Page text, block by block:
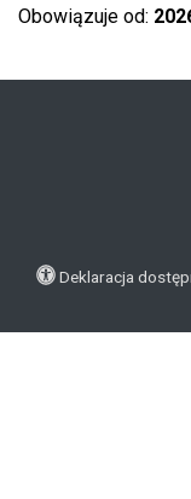
Obowiązuje od:
Deklaracja